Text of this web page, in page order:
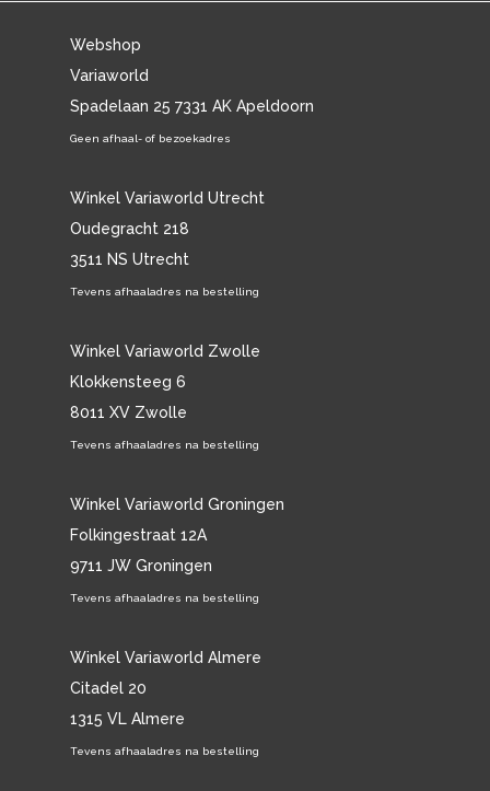
Webshop
Variaworld
Spadelaan 25 7331 AK Apeldoorn
Geen afhaal- of bezoekadres
Winkel Variaworld Utrecht
Oudegracht 218
3511 NS Utrecht
Tevens afhaaladres na bestelling
Winkel Variaworld Zwolle
Klokkensteeg 6
8011 XV Zwolle
Tevens afhaaladres na bestelling
Winkel Variaworld Groningen
Folkingestraat 12A
9711 JW Groningen
Tevens afhaaladres na bestelling
Winkel Variaworld Almere
Citadel 20
1315 VL Almere
Tevens afhaaladres na bestelling